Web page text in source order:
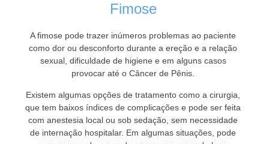
Fimose
A fimose pode trazer inúmeros problemas ao paciente
como dor ou desconforto durante a ereção e a relação
sexual, dificuldade de higiene e em alguns casos
provocar até o Câncer de Pênis.
Existem algumas opções de tratamento como a cirurgia,
que tem baixos índices de complicações e pode ser feita
com anestesia local ou sob sedação, sem necessidade
de internação hospitalar. Em algumas situações, pode